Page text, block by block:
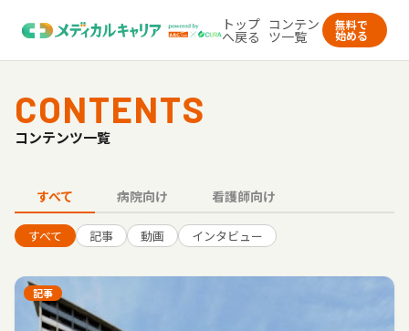
トップ
へ戻る
コンテン
ツ一覧
無料で
始める
CONTENTS
コンテンツ一覧
すべて 病院向け 看護師向け
すべて 記事 動画 インタビュー
記事